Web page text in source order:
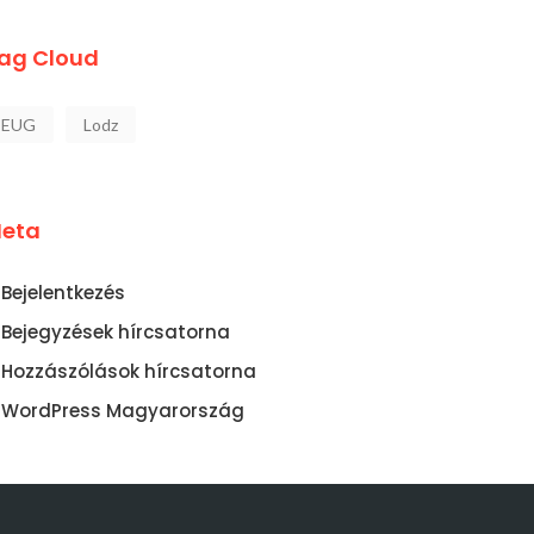
Cloud
EUG Lodz
Bejelentkezés
Bejegyzések hírcsatorna
Hozzászólások hírcsatorna
WordPress Magyarország